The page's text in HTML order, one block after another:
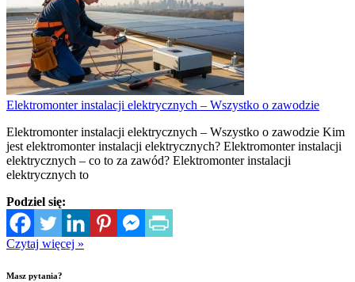
Elektromonter instalacji elektrycznych – Wszystko o zawodzie
Elektromonter instalacji elektrycznych – Wszystko o zawodzie Kim
jest elektromonter instalacji elektrycznych? Elektromonter instalacji
elektrycznych – co to za zawód? Elektromonter instalacji
elektrycznych to
Podziel się:
Czytaj więcej »
Masz pytania?